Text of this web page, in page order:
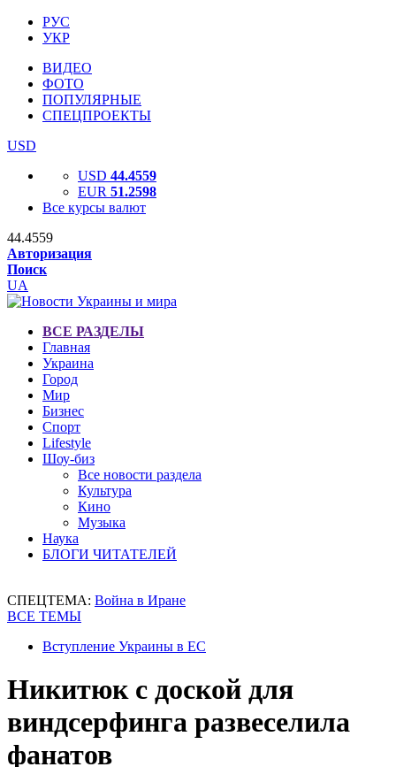
РУС
УКР
ВИДЕО
ФОТО
ПОПУЛЯРНЫЕ
СПЕЦПРОЕКТЫ
USD
USD 44.4559
EUR 51.2598
Все курсы валют
44.4559
Авторизация
Поиск
UA
ВСЕ РАЗДЕЛЫ
Главная
Украина
Город
Мир
Бизнес
Спорт
Lifestyle
Шоу-биз
Все новости раздела
Культура
Кино
Музыка
Наука
БЛОГИ ЧИТАТЕЛЕЙ
СПЕЦТЕМА: Война в Иране
ВСЕ ТЕМЫ
Вступление Украины в ЕС
Никитюк с доской для
виндсерфинга развеселила
фанатов